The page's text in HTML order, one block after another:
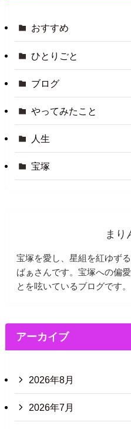
おすすめ
ひとりごと
ブログ
やってみたこと
人生
宝塚
まり
宝塚を愛し、星組を紅ゆず
ばぁさんです。宝塚への偏
とを呟いているブログです。
アーカイブ
2026年8月
2026年7月